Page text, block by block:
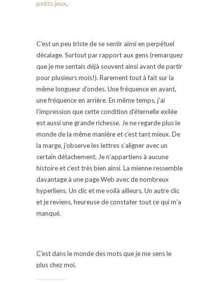
petits jeux.
C’est un peu triste de se sentir ainsi en perpétuel
décalage. Surtout par rapport aux gens (remarquez
que je me sentais déjà souvent ainsi avant de partir
pour plusieurs mois!). Rarement tout à fait sur la
même longueur d’ondes. Une fréquence en avant,
une fréquence en arrière. En même temps, j’ai
l’impression que cette condition d’éternelle exilée
est aussi une grande richesse. Je ne regarde plus le
monde de la même manière et c’est tant mieux. De
la marge, j’observe les lettres s’aligner avec un
certain détachement. Je n’appartiens à aucune
histoire et c’est très bien ainsi. La mienne ressemble
davantage à une page Web avec de nombreux
hyperliens. Un clic et me voilà ailleurs. Un autre clic
et je reviens, heureuse de constater tout ce qui m’a
manqué.
C’est dans le monde des mots que je me sens le
plus chez moi.